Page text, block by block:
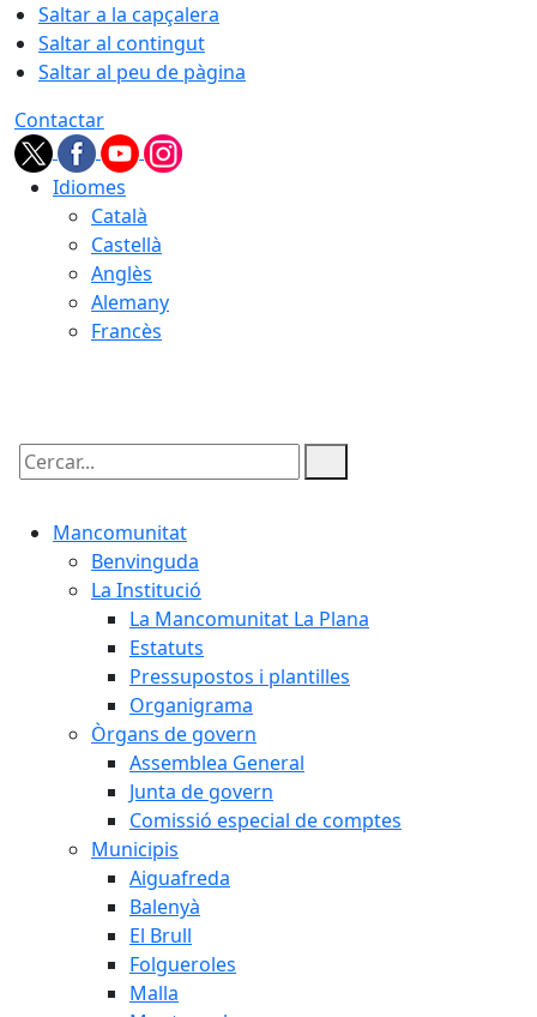
Saltar a la capçalera
Saltar al contingut
Saltar al peu de pàgina
Contactar
Idiomes
Català
Castellà
Anglès
Alemany
Francès
Cercar:
Mancomunitat
Benvinguda
La Institució
La Mancomunitat La Plana
Estatuts
Pressupostos i plantilles
Organigrama
Òrgans de govern
Assemblea General
Junta de govern
Comissió especial de comptes
Municipis
Aiguafreda
Balenyà
El Brull
Folgueroles
Malla